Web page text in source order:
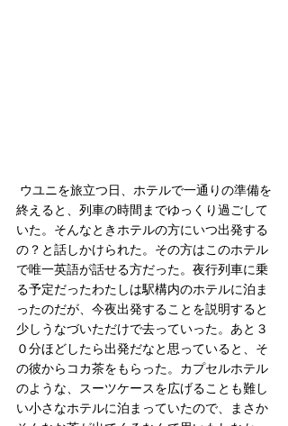
終えると、列車の時間までゆっくり過ごして
いた。そんなときホテルの方にいつ出発する
の？と話しかけられた。その方はこのホテル
で唯一英語が話せる方だった。夜行列車に乗
る予定だったわたしは駅構内のホテルに泊ま
ったのだが、今夜出発することを説明すると
少しうなづいただけで去っていった。あと３
０分ほどしたら出発だなと思っていると、そ
の彼からコカ茶をもらった。カプセルホテル
のような、スーツケースを広げることも難し
い小さなホテルに泊まっていたので、まさか